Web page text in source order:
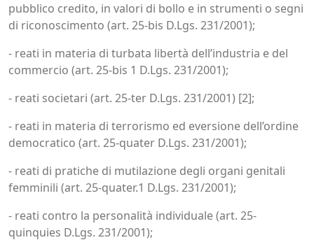
pubblico credito, in valori di bollo e in strumenti o segni
di riconoscimento (art. 25-bis D.Lgs. 231/2001);
- reati in materia di turbata libertà dell’industria e del
commercio (art. 25-bis 1 D.Lgs. 231/2001);
- reati societari (art. 25-ter D.Lgs. 231/2001) [2];
- reati in materia di terrorismo ed eversione dell’ordine
democratico (art. 25-quater D.Lgs. 231/2001);
- reati di pratiche di mutilazione degli organi genitali
femminili (art. 25-quater.1 D.Lgs. 231/2001);
- reati contro la personalità individuale (art. 25-
quinquies D.Lgs. 231/2001);